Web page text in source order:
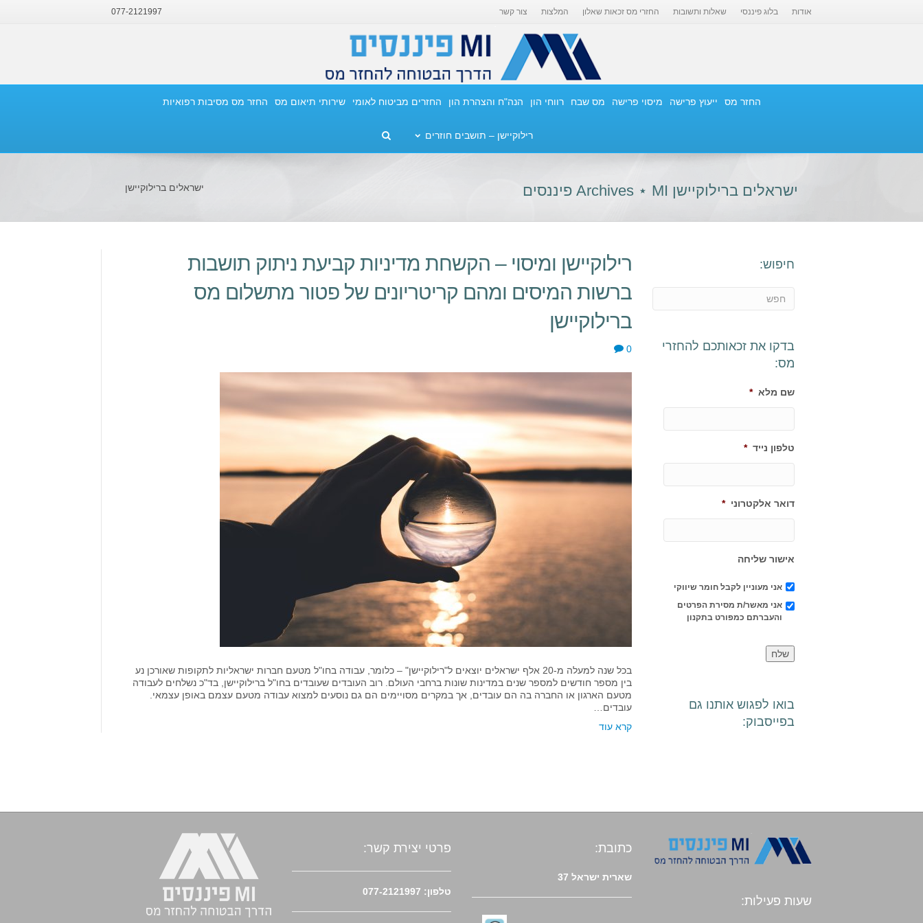
אודות בלוג פיננסי שאלות ותשובות החזרי מס זכאות שאלון המלצות צור קשר 077-2121997
החזר מס ייעוץ פרישה מיסוי פרישה מס שבח רווחי הון הנה"ח והצהרת הון החזרים מביטוח לאומי שירותי תיאום מס החזר מס מסיבות רפואיות
רילוקיישן – תושבים חוזרים
ישראלים ברילוקיישן Archives ⋆ MI פיננסים ישראלים ברילוקיישן
חיפוש:
בדקו את זכאותכם להחזרי
מס:
שם מלא *
טלפון נייד *
דואר אלקטרוני *
אישור שליחה
אני מעוניין לקבל חומר שיווקי
אני מאשר/ת מסירת הפרטים
והעברתם כמפורט בתקנון
בואו לפגוש אותנו גם
בפייסבוק:
רילוקיישן ומיסוי – הקשחת מדיניות קביעת ניתוק תושבות
ברשות המיסים ומהם קריטריונים של פטור מתשלום מס
ברילוקיישן
0
בכל שנה למעלה מ-20 אלף ישראלים יוצאים ל"רילוקיישן" – כלומר, עבודה בחו"ל מטעם חברות ישראליות לתקופות שאורכן נע
בין מספר חודשים למספר שנים במדינות שונות ברחבי העולם. רוב העובדים שעובדים בחו"ל ברילוקיישן, בד"כ נשלחים לעבודה
מטעם הארגון או החברה בה הם עובדים, אך במקרים מסויימים הם גם נוסעים למצוא עבודה מטעם עצמם באופן עצמאי.
עובדים…
קרא עוד
שעות פעילות:
כתובת:
שארית ישראל 37
פרטי יצירת קשר:
טלפון: 077-2121997